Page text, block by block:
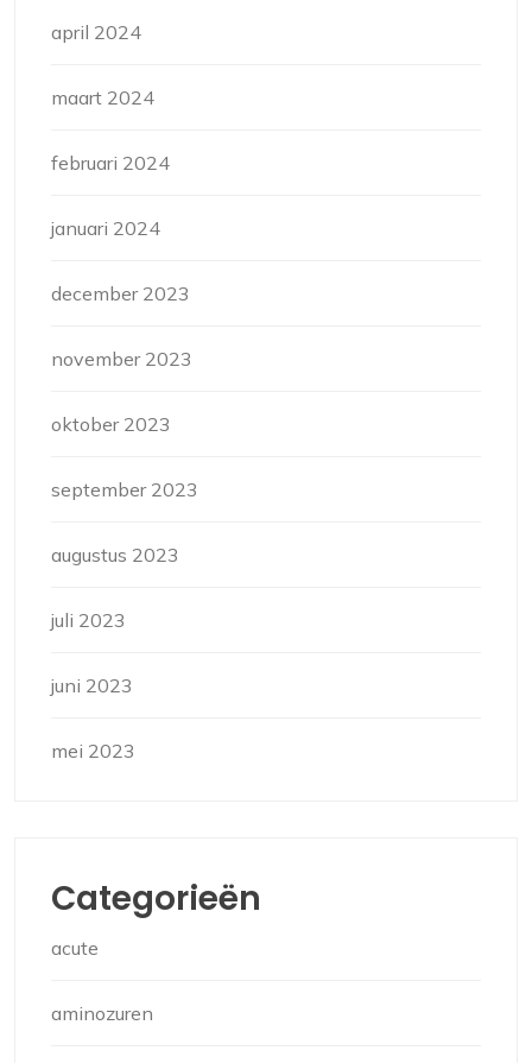
april 2024
maart 2024
februari 2024
januari 2024
december 2023
november 2023
oktober 2023
september 2023
augustus 2023
juli 2023
juni 2023
mei 2023
Categorieën
acute
aminozuren